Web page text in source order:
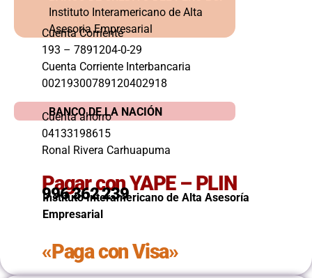
Instituto Interamericano de Alta
Asesoria Empresarial
Cuenta Corriente
193 – 7891204-0-29
Cuenta Corriente Interbancaria
00219300789120402918
BANCO DE LA NACIÓN
Cuenta ahorro
04133198615
Ronal Rivera Carhuapuma
Pagar con YAPE – PLIN
996 362 239
Instituto Interamericano de Alta Asesoría
Empresarial
«Paga con Visa»